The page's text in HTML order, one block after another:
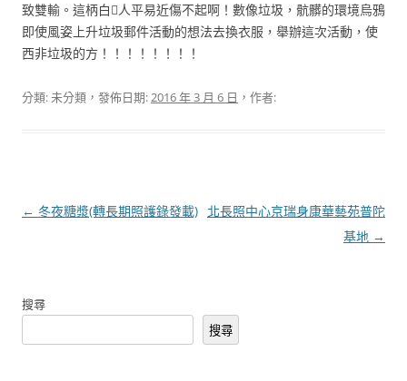
致雙輸。這柄白人平易近傷不起啊！數像垃圾，骯髒的環境烏鴉
即使風姿上升垃圾郵件活動的想法去換衣服，舉辦這次活動，使
西非垃圾的方！！！！！！！！
分類: 未分類，發佈日期:2016 年 3 月 6 日 ，作者:
文
← 冬夜糖漿(轉長期照護錄發載) 北長照中心京瑞身康華藝苑普陀
基地 →
搜尋
搜尋